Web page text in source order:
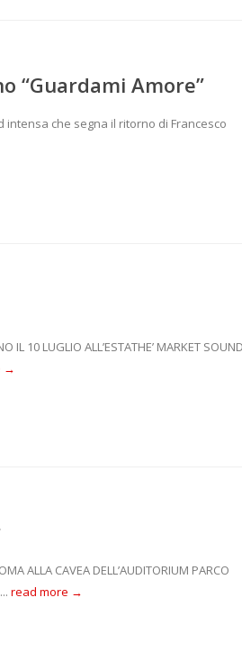
“Guardami Amore”
che segna il ritorno di Francesco
IL 10 LUGLIO ALL’ESTATHE’ MARKET
→
ALLA CAVEA DELL’AUDITORIUM PARCO
read more →